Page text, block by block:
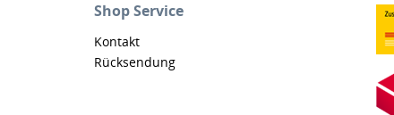
Shop Service
Kontakt
Rücksendung